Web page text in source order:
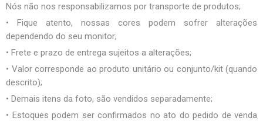
Nós não nos responsabilizamos por transporte de produtos;
• Fique atento, nossas cores podem sofrer alterações
dependendo do seu monitor;
• Frete e prazo de entrega sujeitos a alterações;
• Valor corresponde ao produto unitário ou conjunto/kit (quando
descrito);
• Demais itens da foto, são vendidos separadamente;
• Estoques podem ser confirmados no ato do pedido de venda